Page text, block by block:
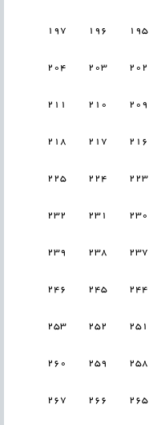
195
196
197
202
203
204
209
210
211
216
217
218
223
224
225
230
231
232
237
238
239
244
245
246
251
252
253
258
259
260
265
266
267